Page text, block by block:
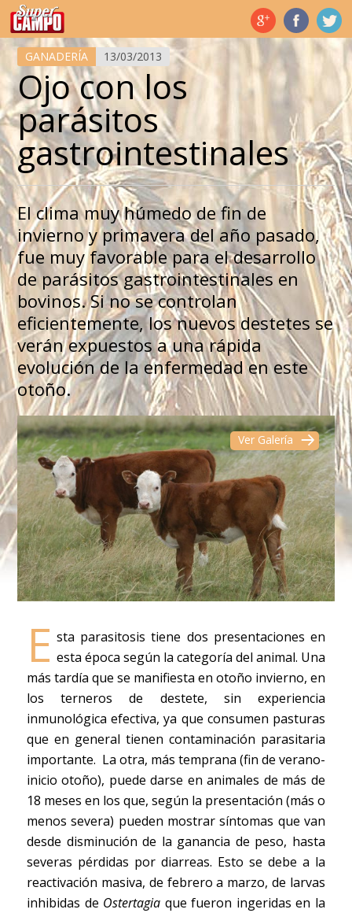
Temas de hoy
GANADERÍA 13/03/2013
Ojo con los
parásitos
gastrointestinales
El clima muy húmedo de fin de
invierno y primavera del año pasado,
fue muy favorable para el desarrollo
de parásitos gastrointestinales en
bovinos. Si no se controlan
eficientemente, los nuevos destetes se
verán expuestos a una rápida
evolución de la enfermedad en este
otoño.
Ver Galería
E sta parasitosis tiene dos presentaciones en
esta época según la categoría del animal. Una
más tardía que se manifiesta en otoño invierno, en
los terneros de destete, sin experiencia
inmunológica efectiva, ya que consumen pasturas
que en general tienen contaminación parasitaria
importante. La otra, más temprana (fin de verano-
inicio otoño), puede darse en animales de más de
18 meses en los que, según la presentación (más o
menos severa) pueden mostrar síntomas que van
desde disminución de la ganancia de peso, hasta
severas pérdidas por diarreas. Esto se debe a la
reactivación masiva, de febrero a marzo, de larvas
inhibidas de Ostertagia que fueron ingeridas en la